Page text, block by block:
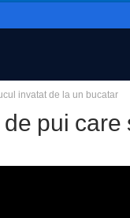
invatat de la un bucatar
de pui care